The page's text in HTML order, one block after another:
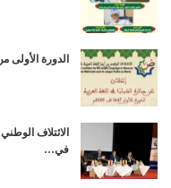
الدورة الأولى
الائتلاف
في…